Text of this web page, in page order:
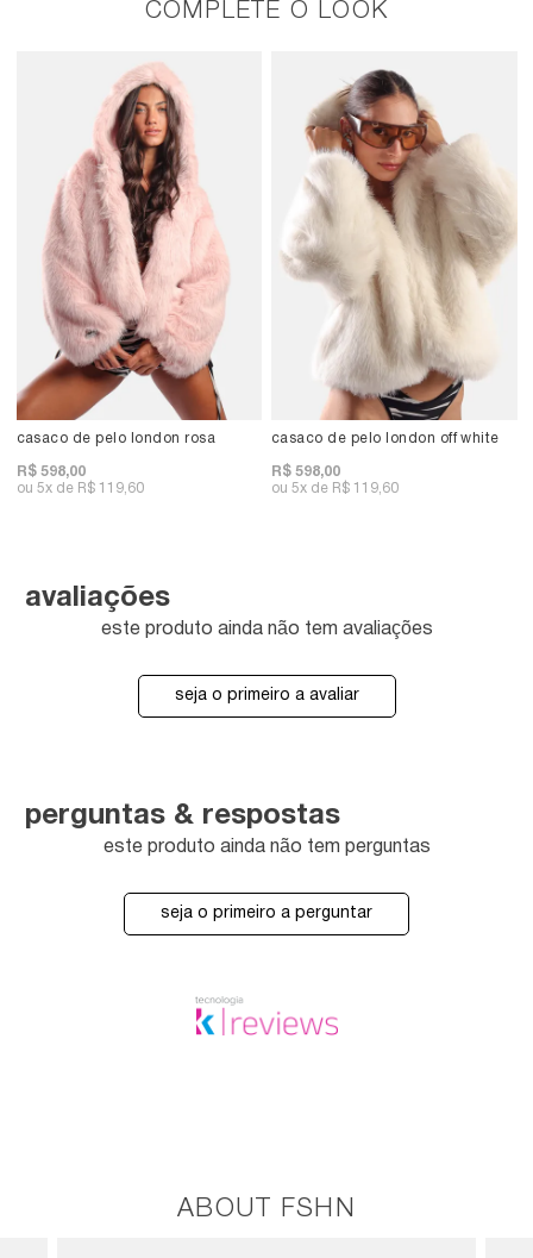
COMPLETE O LOOK
casaco de pelo london rosa
R$ 598,00
5x R$ 119,60
casaco de pelo london off white
R$ 598,00
5x R$ 119,60
avaliações
este produto ainda não tem avaliações
seja o primeiro a avaliar
perguntas & respostas
este produto ainda não tem perguntas
seja o primeiro a perguntar
ABOUT FSHN